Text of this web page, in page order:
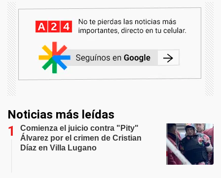
Noticias más leídas
Comienza el juicio contra "Pity"
Álvarez por el crimen de Cristian
Díaz en Villa Lugano